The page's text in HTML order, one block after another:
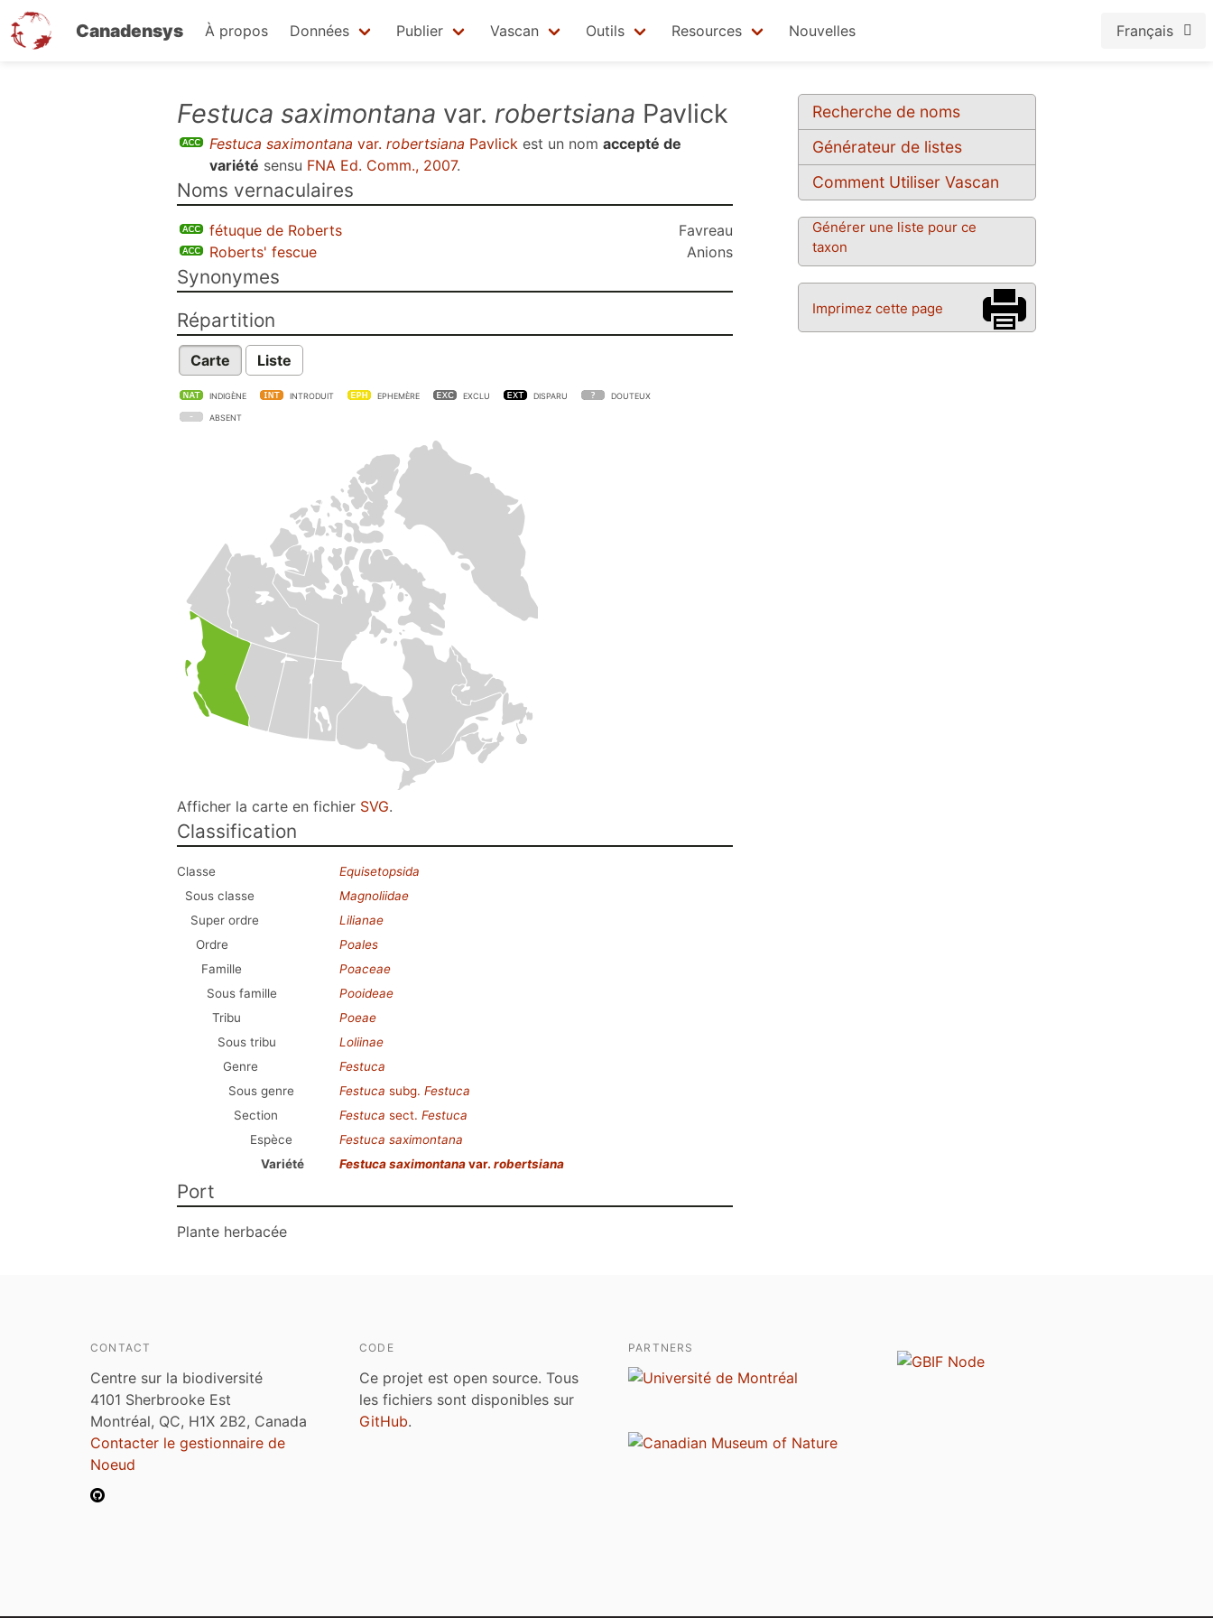
Canadensys À propos Données Publier Vascan Outils Resources Nouvelles Français
Recherche de noms
Générateur de listes
Comment Utiliser Vascan
Générer une liste pour ce
taxon
Imprimez cette page
Festuca saximontana var. robertsiana Pavlick
Festuca saximontana var. robertsiana Pavlick est un nom accepté de
variété sensu FNA Ed. Comm., 2007.
Noms vernaculaires
fétuque de Roberts
Favreau
Roberts' fescue
Anions
Synonymes
Répartition
Carte Liste
INDIGÈNE INTRODUIT EPHEMÈRE EXCLU DISPARU DOUTEUX
ABSENT
Afficher la carte en fichier SVG.
Classification
Classe
Equisetopsida
Sous classe
Magnoliidae
Super ordre
Lilianae
Ordre
Poales
Famille
Poaceae
Sous famille
Pooideae
Tribu
Poeae
Sous tribu
Loliinae
Genre
Festuca
Sous genre
Festuca subg. Festuca
Section
Festuca sect. Festuca
Espèce
Festuca saximontana
Variété
Festuca saximontanavar. robertsiana
Port
Plante herbacée
CONTACT
Centre sur la biodiversité
4101 Sherbrooke Est
Montréal, QC, H1X 2B2, Canada
Contacter le gestionnaire de
Noeud
CODE
Ce projet est open source. Tous
les fichiers sont disponibles sur
GitHub.
PARTNERS